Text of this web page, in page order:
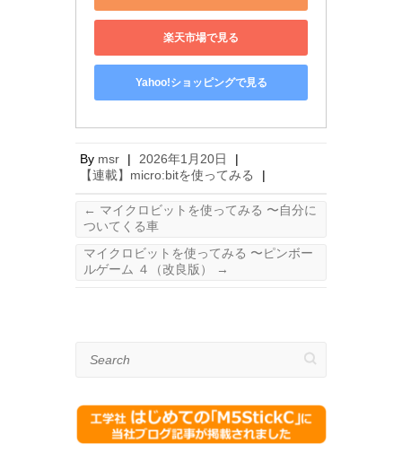
楽天市場で見る
Yahoo!ショッピングで見る
By msr | 2026年1月20日
|
【連載】micro:bitを使ってみる
|
← マイクロビットを使ってみる 〜自分に
ついてくる車
マイクロビットを使ってみる 〜ピンボー
ルゲーム ４（改良版）
→